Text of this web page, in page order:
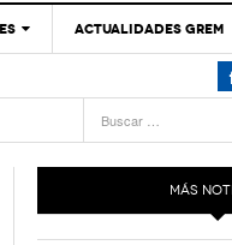
‘Se Vale
ACTUALIDADES GREM
MÁS